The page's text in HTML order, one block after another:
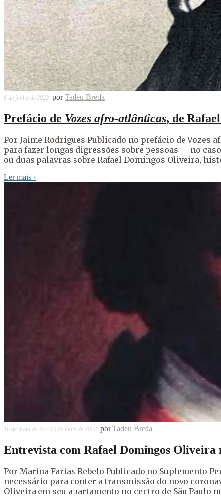
6 de junho de 2022 porTadeu Breda
Prefácio de Vozes afro-atlânticas, de
Por Jaime Rodrigues Publicado no prefácio de Vozes
para fazer longas digressões sobre pessoas — no
ou duas palavras sobre Rafael Domingos Oliveira,
Ler mais ›
16 de maio de 202219 de maio de 2022 porTadeu Breda
Entrevista com Rafael Domingos Oliveira
Por Marina Farias Rebelo Publicado no Suplemento
necessário para conter a transmissão do novo
Oliveira em seu apartamento no centro de São Paulo